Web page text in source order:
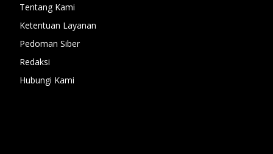
Tentang Kami
Ketentuan Layanan
Pedoman Siber
Redaksi
Hubungi Kami